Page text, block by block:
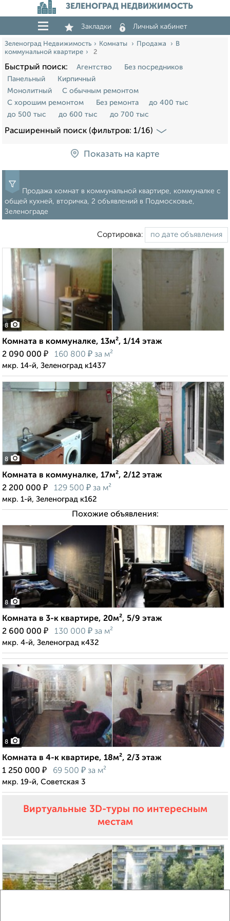
ЗЕЛЕНОГРАД НЕДВИЖИМОСТЬ
Закладки Личный кабинет
Зеленоград Недвижимость Комнаты Продажа
В
коммунальной квартире
2
Быстрый поиск: Агентство
Без посредников
Панельный
Кирпичный
Монолитный
С обычным ремонтом
С хорошим ремонтом
Без ремонта
до 400 тыс
до 500 тыс
до 600 тыс до 700 тыс
Расширенный поиск (фильтров: 1/16)
Показать на карте
Продажа комнат в коммунальной квартире, коммуналке с
общей кухней, вторичка, 2 объявлений в Подмосковье,
Зеленограде
Сортировка:
8
Комната в коммуналке, 13м², 1/14 этаж
2 090 000 ₽ 160 800 ₽ за м²
мкр. 14-й, Зеленоград к1437
8
Комната в коммуналке, 17м², 2/12 этаж
2 200 000 ₽ 129 500 ₽ за м²
мкр. 1-й, Зеленоград к162
Похожие объявления:
8
Комната в 3-к квартире, 20м², 5/9 этаж
2 600 000 ₽ 130 000 ₽ за м²
мкр. 4-й, Зеленоград к432
8
Комната в 4-к квартире, 18м², 2/3 этаж
1 250 000 ₽ 69 500 ₽ за м²
мкр. 19-й, Советская 3
Виртуальные 3D-туры по интересным
местам